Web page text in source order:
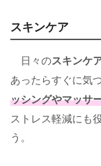
スキンケア
日々のスキンケ
あったらすぐに気
ッシングやマッサ
ストレス軽減にも
う。